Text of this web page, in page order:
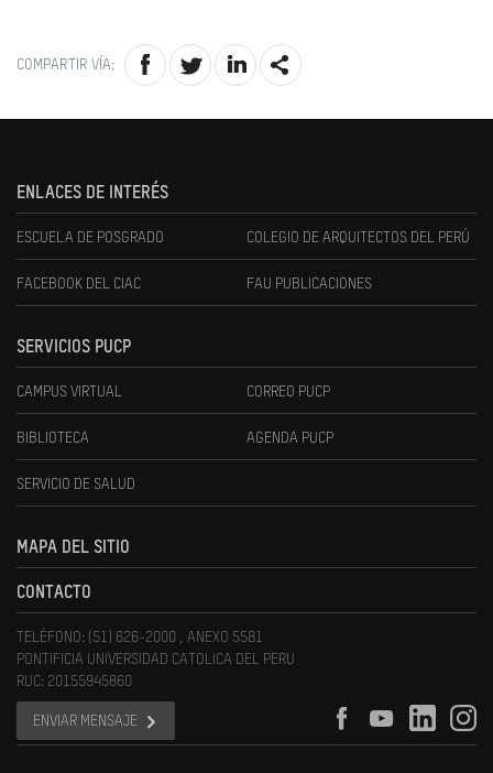
COMPARTIR VÍA:
ENLACES DE INTERÉS
ESCUELA DE POSGRADO COLEGIO DE ARQUITECTOS DEL PERÚ
FACEBOOK DEL CIAC FAU PUBLICACIONES
SERVICIOS PUCP
CAMPUS VIRTUAL CORREO PUCP
BIBLIOTECA AGENDA PUCP
SERVICIO DE SALUD
MAPA DEL SITIO
CONTACTO
TELÉFONO: (51) 626-2000 , ANEXO 5581
PONTIFICIA UNIVERSIDAD CATOLICA DEL PERU
RUC: 20155945860
ENVIAR MENSAJE